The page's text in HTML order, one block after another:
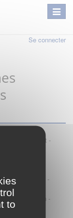
to
Se connecter
distinct -
par un médecin -
par un médecin -